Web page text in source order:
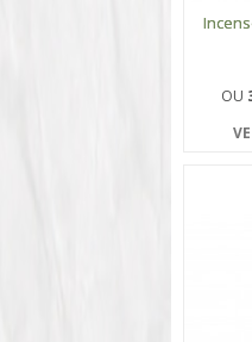
OU